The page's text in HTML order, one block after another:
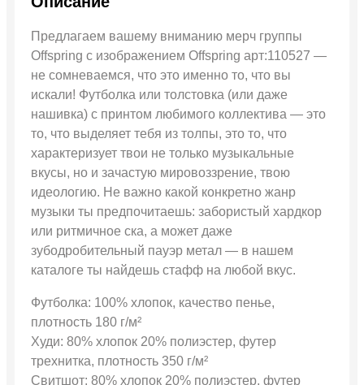
Предлагаем вашему вниманию мерч группы
Offspring с изображением Offspring арт:110527 —
не сомневаемся, что это именно то, что вы
искали! Футболка или толстовка (или даже
нашивка) с принтом любимого коллектива — это
то, что выделяет тебя из толпы, это то, что
характеризует твои не только музыкальные
вкусы, но и зачастую мировоззрение, твою
идеологию. Не важно какой конкретно жанр
музыки ты предпочитаешь: забористый хардкор
или ритмичное ска, а может даже
зубодробительный пауэр метал — в нашем
каталоге ты найдешь стафф на любой вкус.
Футболка: 100% хлопок, качество пенье,
плотность 180 г/м²
Худи: 80% хлопок 20% полиэстер, футер
трехнитка, плотность 350 г/м²
Свитшот: 80% хлопок 20% полиэстер, футер